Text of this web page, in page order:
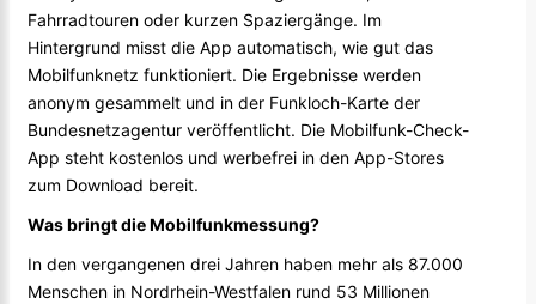
Fahrradtouren oder kurzen Spaziergänge. Im
Hintergrund misst die App automatisch, wie gut das
Mobilfunknetz funktioniert. Die Ergebnisse werden
anonym gesammelt und in der Funkloch-Karte der
Bundesnetzagentur veröffentlicht. Die Mobilfunk-Check-
App steht kostenlos und werbefrei in den App-Stores
zum Download bereit.
Was bringt die Mobilfunkmessung?
In den vergangenen drei Jahren haben mehr als 87.000
Menschen in Nordrhein-Westfalen rund 53 Millionen